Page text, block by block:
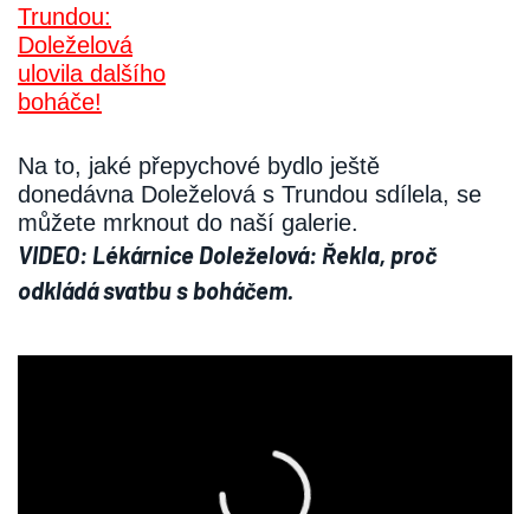
Na to, jaké přepychové bydlo ještě
donedávna Doleželová s Trundou sdílela, se
můžete mrknout do naší galerie.
VIDEO: Lékárnice Doleželová: Řekla, proč
odkládá svatbu s boháčem.